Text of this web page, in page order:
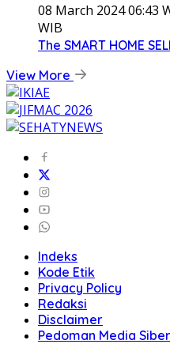
08 March 2024 06:43
WIB
The SMART HOME
View More
Indeks
Kode Etik
Privacy Policy
Redaksi
Disclaimer
Pedoman Media Siber